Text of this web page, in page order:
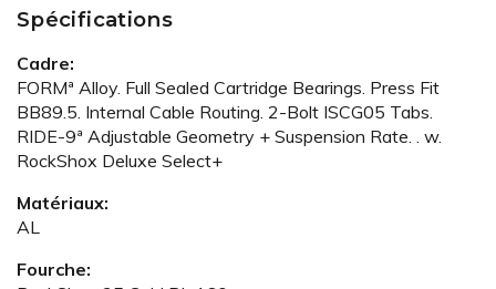
Spécifications
Cadre:
FORMª Alloy. Full Sealed Cartridge Bearings. Press Fit
BB89.5. Internal Cable Routing. 2-Bolt ISCG05 Tabs.
RIDE-9ª Adjustable Geometry + Suspension Rate. . w.
RockShox Deluxe Select+
Matériaux:
AL
Fourche: